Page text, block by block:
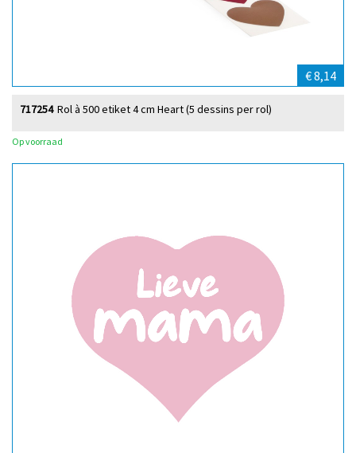
€ 8,14
Rol à 500 etiket 4 cm Heart (5 dessins per rol)
717254
Op voorraad